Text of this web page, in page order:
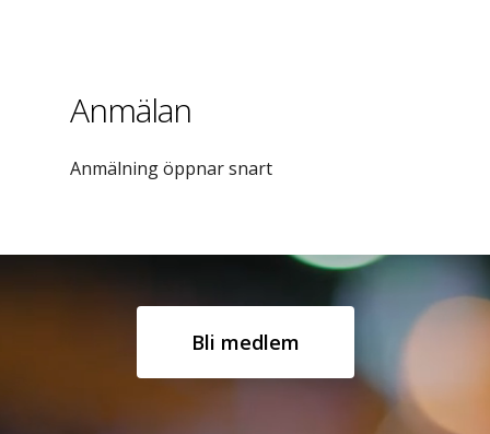
Anmälan
Anmälning öppnar snart
Bli medlem